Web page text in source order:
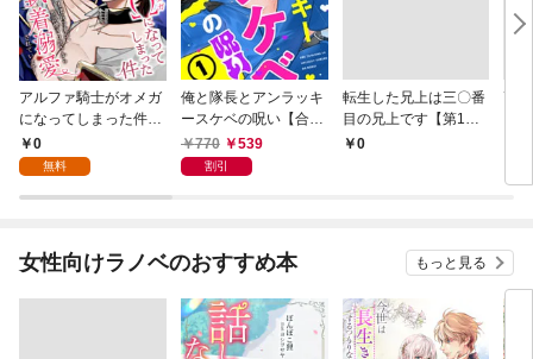
アルファ騎士がオメガ
になってしまった件～
最強α騎士団長の俺
が、世話焼きα部下か
す～【第1話】（ヴィ
0
無料
俺と隊長とアンラッキ
ースケベの呪い【合本
版１】（ヴィオラコミ
ックス）
770 539
割引
転生した兄上は三〇番
目の兄上です【第1
話】
￥0
高
女性向けラノベのおすすめ本 もっと見る